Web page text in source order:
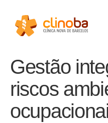
Gestão
riscos